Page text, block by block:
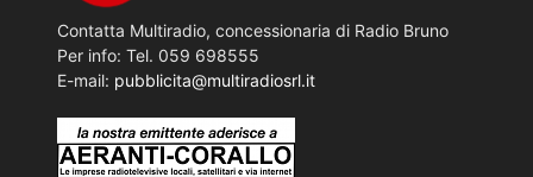
Contatta Multiradio, concessionaria di Radio Bruno
Per info: Tel. 059 698555
E-mail: pubblicita@multiradiosrl.it